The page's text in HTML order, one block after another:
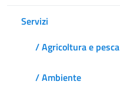
Servizi
/ Agricoltura e pesca
/ Ambiente